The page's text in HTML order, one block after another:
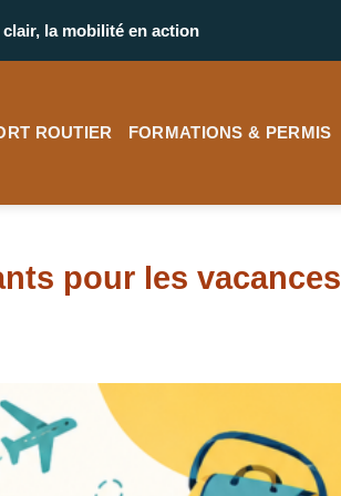
la mobilité en action
ROUTIER FORMATIONS & PERMIS
pour les vacances